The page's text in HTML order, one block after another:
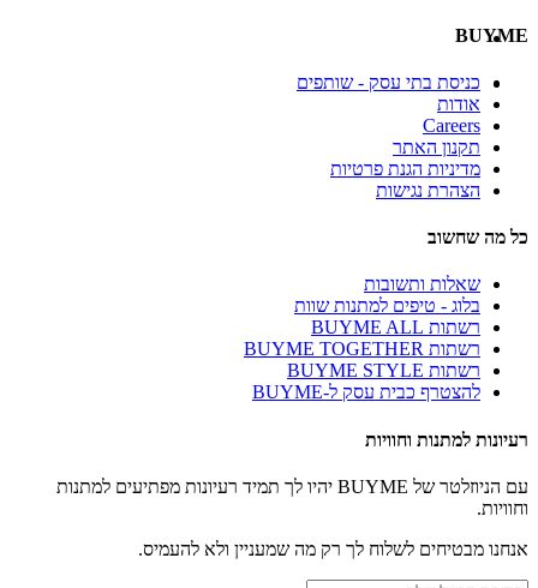
BUYME
כניסת בתי עסק - שותפים
אודות
Careers
תקנון האתר
מדיניות הגנת פרטיות
הצהרת נגישות
כל מה שחשוב
שאלות ותשובות
בלוג - טיפים למתנות שוות
רשתות BUYME ALL
רשתות BUYME TOGETHER
רשתות BUYME STYLE
להצטרף כבית עסק ל-BUYME
רעיונות למתנות וחוויות
עם הניוזלטר של BUYME יהיו לך תמיד רעיונות מפתיעים למתנות
וחוויות.
אנחנו מבטיחים לשלוח לך רק מה שמעניין ולא להעמיס.